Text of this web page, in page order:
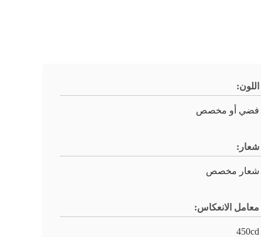
اللون:
فضي أو مخصص
شعار:
شعار مخصص
معامل الانعكاس:
450cd